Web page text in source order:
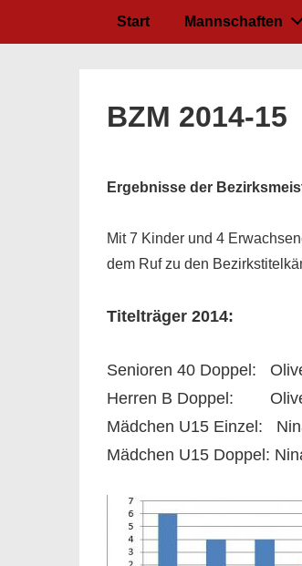
Hauptnavigation
Start Mannschaften
BZM 2014-15
Ergebnisse der
Mit 7 Kinder und 4
dem Ruf zu den
Titelträger 2014:
Senioren 40 Doppel:
Herren B Doppel:
Mädchen U15 Einzel:
Mädchen U15 Doppel: